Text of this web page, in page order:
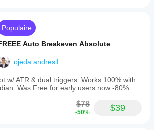
Populaire
Auto Breakeven Absolute
ojeda.andres1
w/ ATR & dual triggers. Works 100% with
Was Free for early users now -80%
$78
-50% $39